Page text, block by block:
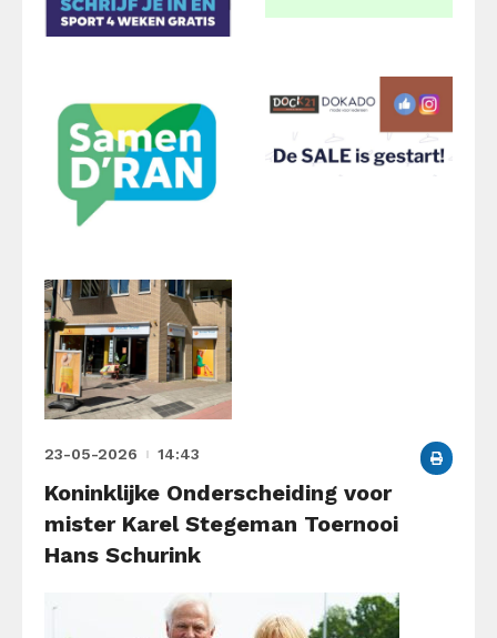
23-05-2026 14:43
Koninklijke Onderscheiding voor
mister Karel Stegeman Toernooi
Hans Schurink